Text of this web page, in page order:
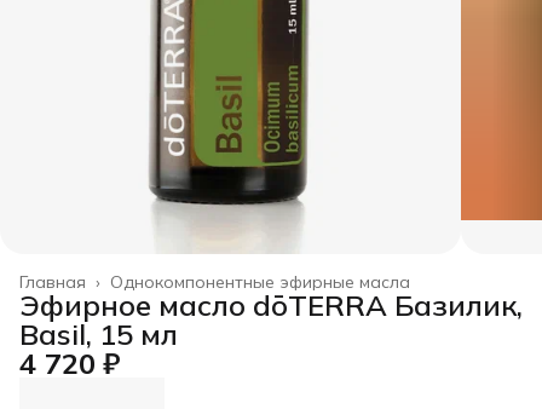
Однокомпонентные эфирные масла
Главная ›
Эфирное масло dōTERRA Базилик,
Basil, 15 мл
4 720 ₽